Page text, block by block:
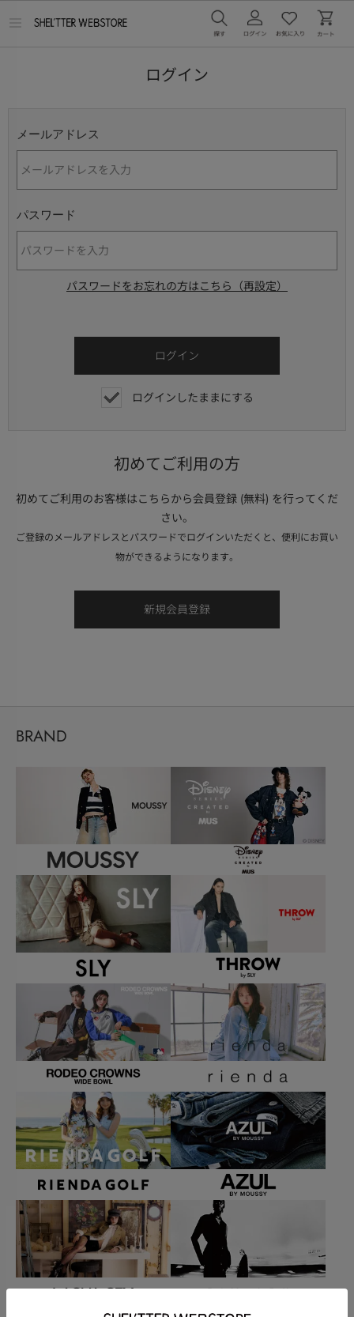
ログイン
メールアドレス
パスワード
パスワードをお忘れの方はこちら（再設定）
ログインしたままにする
初めてご利用の方
初めてご利用のお客様はこちらから会員登録 (無料) を行ってくだ
さい。
ご登録のメールアドレスとパスワードでログインいただくと、便利にお買い
物ができるようになります。
BRAND